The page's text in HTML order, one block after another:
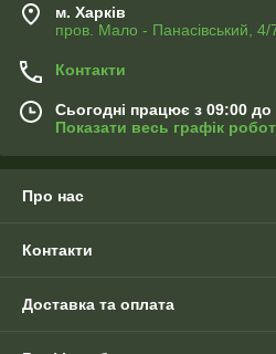
м. Харків
пров. Мало - Панасівський, 4/
Контакти
Сьогодні працює з 09:00 до
Показати весь графік
Про нас
Контакти
Доставка та оплата